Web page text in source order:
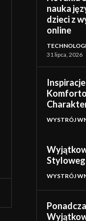
nauka
dzieci z
online
31 lipca, 2026
WYSTRÓJ
WYSTRÓJ